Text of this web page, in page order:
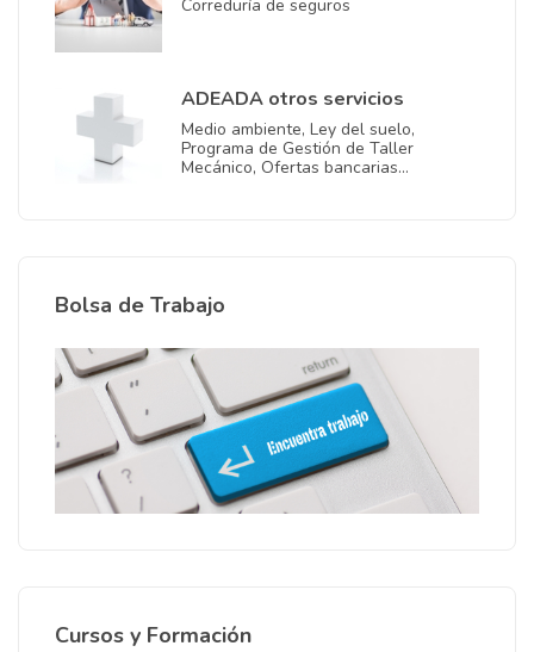
Correduría de seguros
ADEADA otros servicios
Medio ambiente, Ley del suelo,
Programa de Gestión de Taller
Mecánico, Ofertas bancarias…
Bolsa de Trabajo
Cursos y Formación